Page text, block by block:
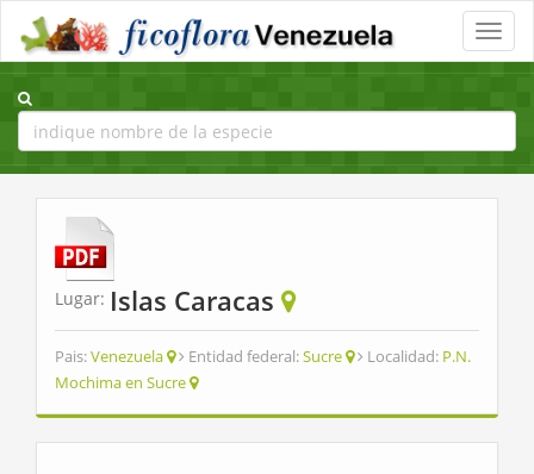
Toggle
Lugar: Islas Caracas
Pais:Venezuela Entidad federal:Sucre Localidad: P.N.
Mochima en Sucre